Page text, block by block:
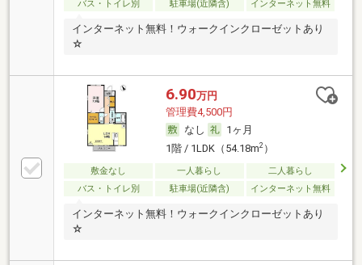
バス・トイレ別
駐車場(近隣含) インターネット無料
インターネット無料！ウォークインクローゼットあり
☆
6.90万円
管理費4,500円
なし
1ヶ月
1階 / 1LDK（54.18m2）
敷金なし 一人暮らし
二人暮らし
バス・トイレ別
駐車場(近隣含) インターネット無料
インターネット無料！ウォークインクローゼットあり
☆